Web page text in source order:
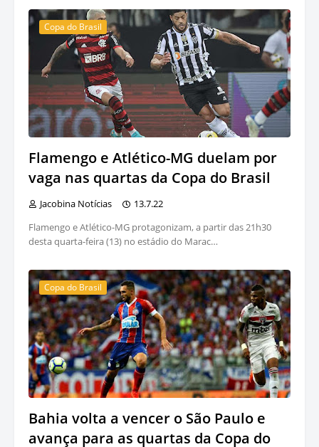
Copa do Brasil
Flamengo e Atlético-MG duelam por
vaga nas quartas da Copa do Brasil
Jacobina Notícias
13.7.22
Flamengo e Atlético-MG protagonizam, a partir das 21h30
desta quarta-feira (13) no estádio do Marac…
Copa do Brasil
Bahia volta a vencer o São Paulo e
avança para as quartas da Copa do